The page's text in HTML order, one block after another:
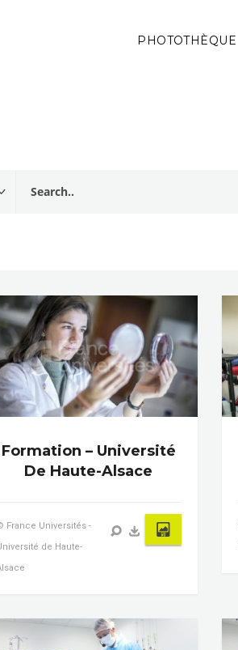
PHOTOTHÈQUE
Formation – Université
De Haute-Alsace
France Universités -
de Haute-